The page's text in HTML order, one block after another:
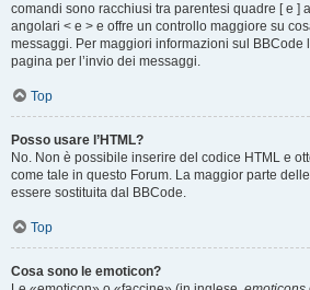
comandi sono racchiusi tra parentesi quadre [ e ]
angolari < e > e offre un controllo maggiore su
messaggi. Per maggiori informazioni sul
pagina per l’invio dei messaggi.
Top
Posso usare l’HTML?
No. Non è possibile inserire del codice HTML e
come tale in questo Forum. La maggior parte
essere sostituita dal BBCode.
Top
Cosa sono le emoticon?